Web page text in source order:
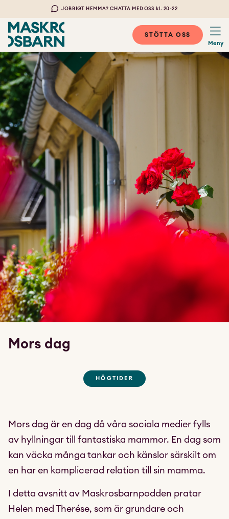
JOBBIGT HEMMA? CHATTA MED OSS kl. 20-22
STÖTTA OSS
Meny
Mors dag
HÖGTIDER
Mors dag är en dag då våra sociala medier fylls
av hyllningar till fantastiska mammor. En dag som
kan väcka många tankar och känslor särskilt om
en har en komplicerad relation till sin mamma.
I detta avsnitt av Maskrosbarnpodden pratar
Helen med Therése, som är grundare och